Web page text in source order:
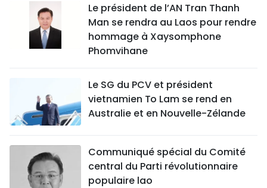
Le président de l’AN Tran Thanh
Man se rendra au Laos pour rendre
hommage à Xaysomphone
Phomvihane
Le SG du PCV et président
vietnamien To Lam se rend en
Australie et en Nouvelle-Zélande
Communiqué spécial du Comité
central du Parti révolutionnaire
populaire lao